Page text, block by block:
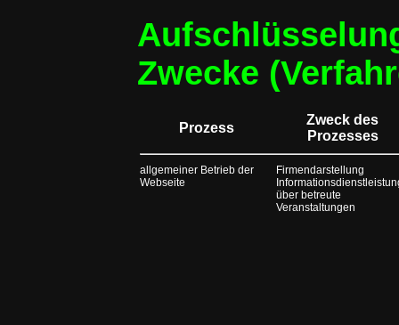
Zwecke
Prozess
Zweck des
Prozesses
allgemeiner Betrieb der
Webseite
Firmendarstellung
über betreute
Veranstaltungen